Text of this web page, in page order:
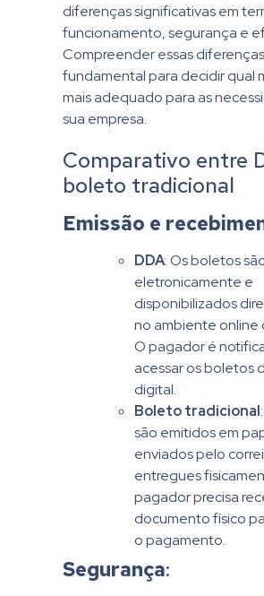
diferenças significativas em
funcionamento, segurança e
Compreender essas
fundamental para decidir qual
mais adequado para as
sua empresa.
Comparativo entre
boleto tradicional
Emissão e
DDA: Os boletos
eletronicamente e
disponibilizados
no ambiente online
O pagador é
acessar os boletos
digital.
Boleto tradicional
são emitidos em
enviados pelo
entregues
pagador precisa
documento físico
o pagamento.
Segurança: